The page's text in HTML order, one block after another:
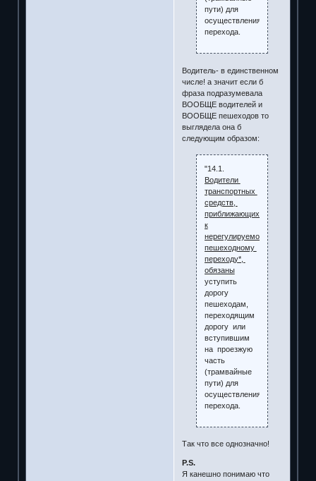
пути) для
осуществления
перехода.
Водитель- в единственном
числе! а значит если б
фраза подразумевала
ВООБЩЕ водителей и
ВООБЩЕ пешеходов то
выглядела она б
следующим образом:
"14.1.
Водители
транспортных
средств,
приближающихся
к
нерегулируемому
пешеходному
переходу*,
обязаны
уступить
дорогу
пешеходам,
переходящим
дорогу или
вступившим
на проезжую
часть
(трамвайные
пути) для
осуществления
перехода.
Так что все однозначно!
P.S.
Я канешно понимаю что